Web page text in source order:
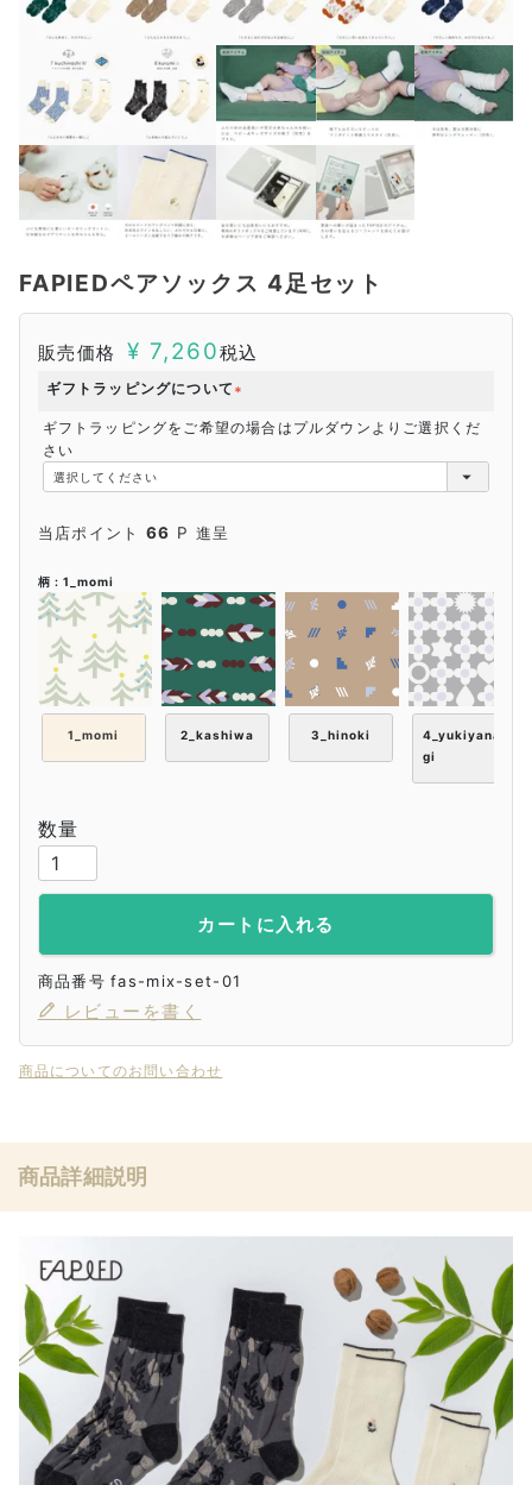
FAPIEDペアソックス 4足セット
販売価格 ¥ 7,260税込
ギフトラッピングについて
須
)
ギフトラッピングをご希望の場合はプルダウンよりご選択くだ
さい
当店ポイント 66 P 進呈
柄 1_momi
1_momi 2_kashiwa 3_hinoki
4_yukiyana
gi
FAPIEDペアソックス4足セット
カートに入れる
商品番号 fas-mix-set-01
レビューを書く
商品についてのお問い合わせ
商品詳細説明